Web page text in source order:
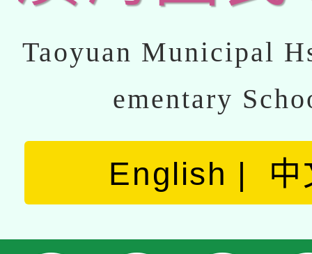
Taoyuan Municipal
ementary
English 中